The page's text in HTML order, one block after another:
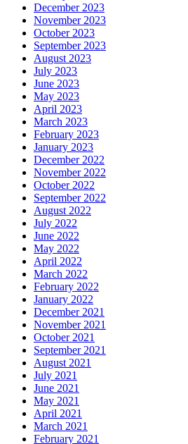
December 2023
November 2023
October 2023
September 2023
August 2023
July 2023
June 2023
May 2023
April 2023
March 2023
February 2023
January 2023
December 2022
November 2022
October 2022
September 2022
August 2022
July 2022
June 2022
May 2022
April 2022
March 2022
February 2022
January 2022
December 2021
November 2021
October 2021
September 2021
August 2021
July 2021
June 2021
May 2021
April 2021
March 2021
February 2021